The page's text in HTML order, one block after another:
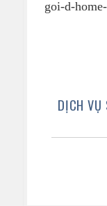
DỊCH VỤ